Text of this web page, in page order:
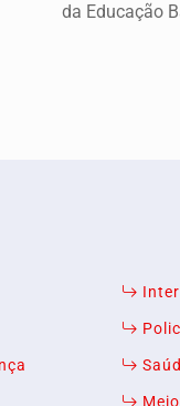
da Educação